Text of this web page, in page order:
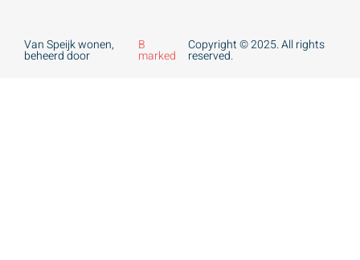
Van Speijk wonen,
beheerd door
B
marked
Copyright © 2025. All rights
reserved.